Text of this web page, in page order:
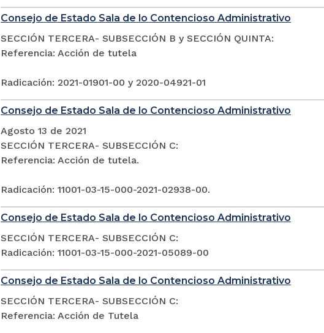
Consejo de Estado Sala de lo Contencioso Administrativo
SECCIÓN TERCERA- SUBSECCIÓN B y SECCIÓN QUINTA:
Referencia: Acción de tutela
Radicación: 2021-01901-00 y 2020-04921-01
Consejo de Estado Sala de lo Contencioso Administrativo
Agosto 13 de 2021
SECCIÓN TERCERA- SUBSECCIÓN C:
Referencia: Acción de tutela.
Radicación: 11001-03-15-000-2021-02938-00.
Consejo de Estado Sala de lo Contencioso Administrativo
SECCIÓN TERCERA- SUBSECCIÓN C:
Radicación: 11001-03-15-000-2021-05089-00
Consejo de Estado Sala de lo Contencioso Administrativo
SECCIÓN TERCERA- SUBSECCIÓN C:
Referencia: Acción de Tutela